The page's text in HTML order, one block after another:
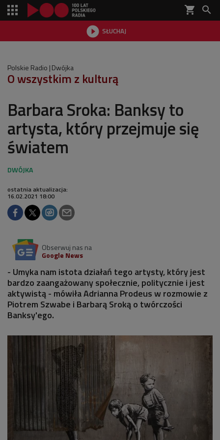
shopping_cart 
 SŁUCHAJ

Polskie Radio Dwójka
O wszystkim z kulturą
Barbara Sroka: Banksy to
artysta, który przejmuje się
światem
ostatnia aktualizacja:
16.02.2021 18:00
Obserwuj nas na
Google News
- Umyka nam istota działań tego artysty, który jest
bardzo zaangażowany społecznie, politycznie i jest
aktywistą - mówiła Adrianna Prodeus w rozmowie z
Piotrem Szwabe i Barbarą Sroką o twórczości
Banksy'ego.